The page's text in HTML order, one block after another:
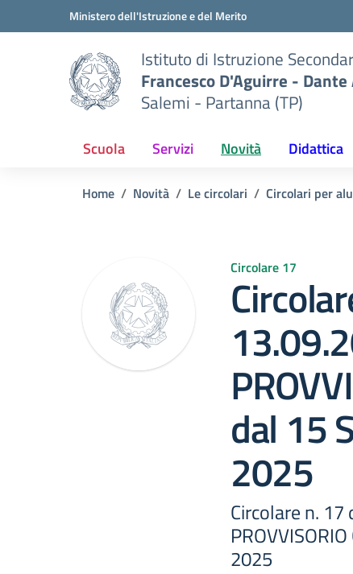
Vai ai contenuti
Vai al menu di navigazioneMinistero dell'Istruzione e del Merito
Istituto di Istruzione
Francesco D'Aguirre -
Salemi - Partanna (TP)
Scuola Servizi Novità Didattica
Home Novità Le circolari Circolari per
Circolare 17
dal 15
2025
Circolare n.
2025